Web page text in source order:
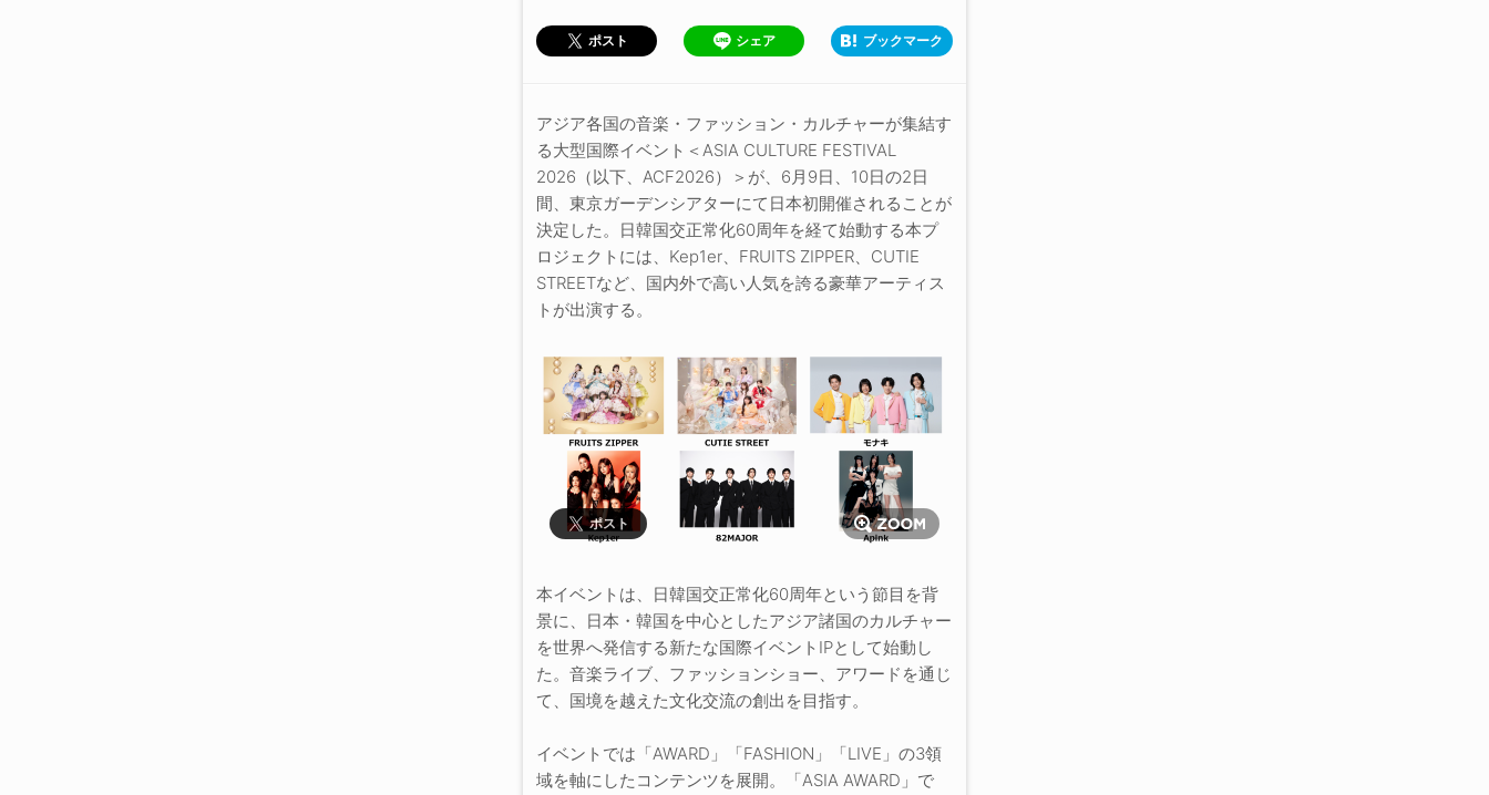
ポスト シェア ブックマーク
アジア各国の音楽・ファッション・カルチャーが集結す
る大型国際イベント＜ASIA CULTURE FESTIVAL
2026（以下、ACF2026）＞が、6月9日、10日の2日
間、東京ガーデンシアターにて日本初開催されることが
決定した。日韓国交正常化60周年を経て始動する本プ
ロジェクトには、Kep1er、FRUITS ZIPPER、CUTIE
STREETなど、国内外で高い人気を誇る豪華アーティス
トが出演する。
ポスト
本イベントは、日韓国交正常化60周年という節目を背
景に、日本・韓国を中心としたアジア諸国のカルチャー
を世界へ発信する新たな国際イベントIPとして始動し
た。音楽ライブ、ファッションショー、アワードを通じ
て、国境を越えた文化交流の創出を目指す。
イベントでは「AWARD」「FASHION」「LIVE」の3領
域を軸にしたコンテンツを展開。「ASIA AWARD」で